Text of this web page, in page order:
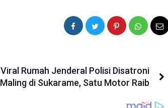
Viral Rumah Jenderal Polisi Disatroni
Maling di Sukarame, Satu Motor Raib